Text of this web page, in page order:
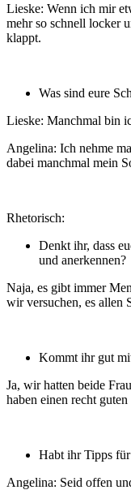
Lieske: Wenn ich mir
mehr so schnell locker
klappt.
Was sind eure
Lieske: Manchmal bin
Angelina: Ich nehme
dabei manchmal mein
Rhetorisch:
Denkt ihr, dass
und anerkennen?
Naja, es gibt immer
wir versuchen, es allen
Kommt ihr gut
Ja, wir hatten beide
haben einen recht
Habt ihr Tipps für
Angelina: Seid offen